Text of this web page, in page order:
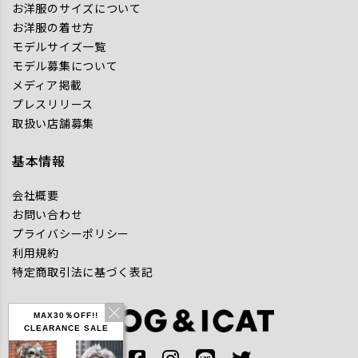
MAX30％OFF!!
CLEARANCE SALE
お洋服のサイズについて
お洋服の着せ方
モデルサイズ一覧
モデル募集について
メディア掲載
プレスリリース
取扱い店舗募集
基本情報
会社概要
お問い合わせ
プライバシーポリシー
利用規約
特定商取引法に基づく表記